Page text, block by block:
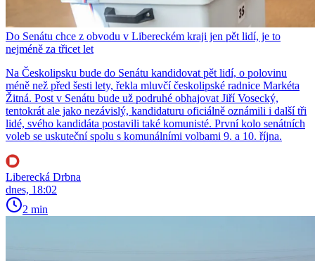
Do Senátu chce z obvodu v Libereckém kraji jen pět lidí, je to
nejméně za třicet let
Na Českolipsku bude do Senátu kandidovat pět lidí, o polovinu
méně než před šesti lety, řekla mluvčí českolipské radnice Markéta
Žitná. Post v Senátu bude už podruhé obhajovat Jiří Vosecký,
tentokrát ale jako nezávislý, kandidaturu oficiálně oznámili i další tři
lidé, svého kandidáta postavili také komunisté. První kolo senátních
voleb se uskuteční spolu s komunálními volbami 9. a 10. října.
Liberecká Drbna
dnes, 18:02
2 min